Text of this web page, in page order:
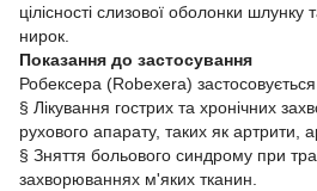
цілісності слизової оболонки
нирок.
Показання до застосування
Робексера (Robexera)
§ Лікування гострих та хронічних
рухового апарату, таких як артрити,
§ Зняття больового синдрому при
захворюваннях м'яких тканин.